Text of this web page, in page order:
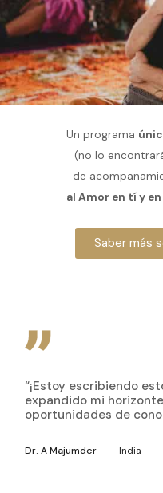
Un programa
(no lo
de
al Amor en tí y
Saber más
“¡Estoy escribiendo
expandido mi
oportunidades de
Dr. A Majumder India